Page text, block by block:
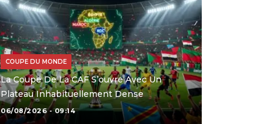
COUPE DU MONDE
La Coupe De La CAF S’ouvre Avec Un
Plateau Inhabituellement Dense
06/08/2026 - 09:14